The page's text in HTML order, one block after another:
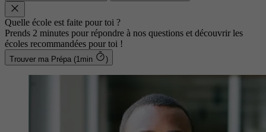
Quelle école est faite pour toi ?
Prends 2 minutes pour répondre à nos questions et découvrir les
écoles recommandées pour toi !
Trouver ma Prépa (1min )